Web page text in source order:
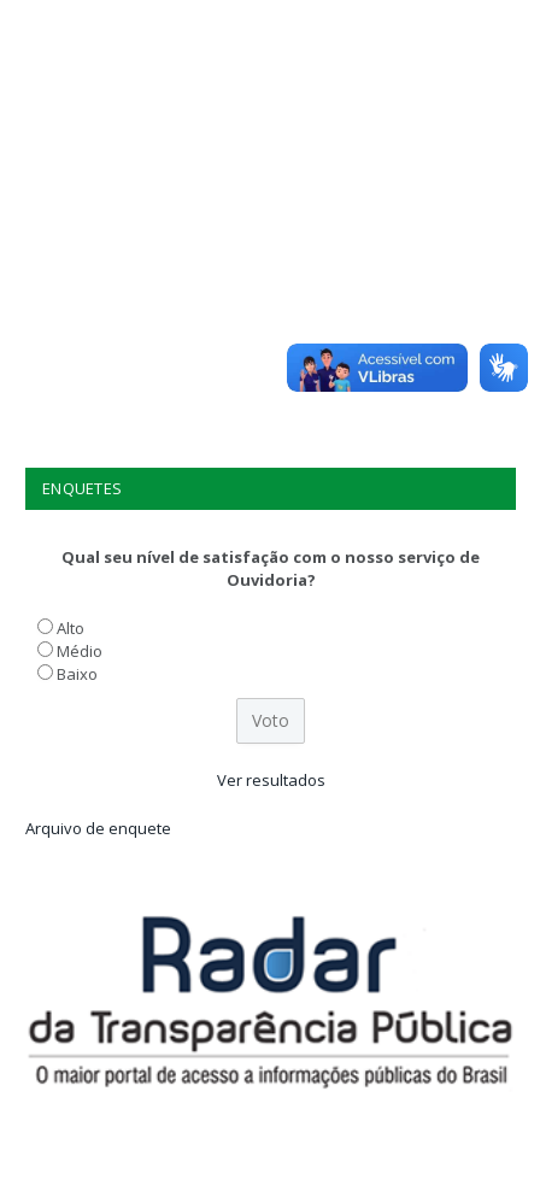
ENQUETES
Qual seu nível de satisfação com o nosso serviço de
Ouvidoria?
Alto
Médio
Baixo
Ver resultados
Arquivo de enquete